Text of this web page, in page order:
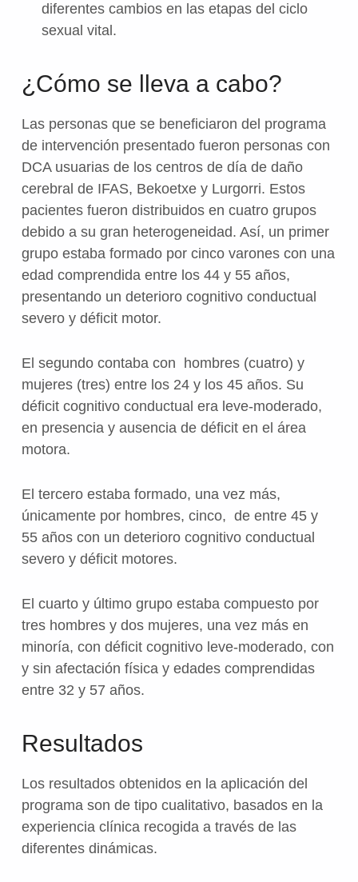
diferentes cambios en las etapas del ciclo
sexual vital.
¿Cómo se lleva a cabo?
Las personas que se beneficiaron del programa
de intervención presentado fueron personas con
DCA usuarias de los centros de día de daño
cerebral de IFAS, Bekoetxe y Lurgorri. Estos
pacientes fueron distribuidos en cuatro grupos
debido a su gran heterogeneidad. Así, un primer
grupo estaba formado por cinco varones con una
edad comprendida entre los 44 y 55 años,
presentando un deterioro cognitivo conductual
severo y déficit motor.
El segundo contaba con hombres (cuatro) y
mujeres (tres) entre los 24 y los 45 años. Su
déficit cognitivo conductual era leve-moderado,
en presencia y ausencia de déficit en el área
motora.
El tercero estaba formado, una vez más,
únicamente por hombres, cinco, de entre 45 y
55 años con un deterioro cognitivo conductual
severo y déficit motores.
El cuarto y último grupo estaba compuesto por
tres hombres y dos mujeres, una vez más en
minoría, con déficit cognitivo leve-moderado, con
y sin afectación física y edades comprendidas
entre 32 y 57 años.
Resultados
Los resultados obtenidos en la aplicación del
programa son de tipo cualitativo, basados en la
experiencia clínica recogida a través de las
diferentes dinámicas.